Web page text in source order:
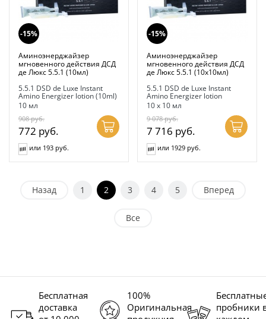
-15%
Аминоэнерджайзер
мгновенного действия ДСД
де Люкс 5.5.1 (10мл)
5.5.1 DSD de Luxe Instant
Amino Energizer lotion (10ml)
10 мл
908руб.
772 руб.
или 193 руб.
-15%
Аминоэнерджайзер
мгновенного действия ДСД
де Люкс 5.5.1 (10х10мл)
5.5.1 DSD de Luxe Instant
Amino Energizer lotion
10 х 10 мл
9 078руб.
7 716 руб.
или 1929 руб.
Назад 1 2 3 4 5 Вперед
Все
Бесплатная
доставка
100%
Оригинальная
пробники